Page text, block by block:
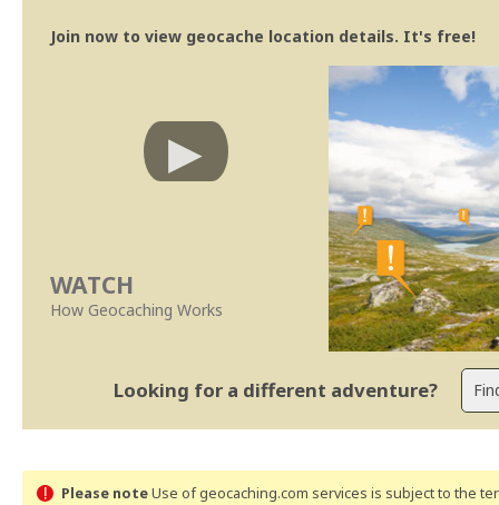
Join now to view geocache location details. It's free!
WATCH
How Geocaching Works
Looking for a different adventure?
Please noteUse of geocaching.com services is subject to the